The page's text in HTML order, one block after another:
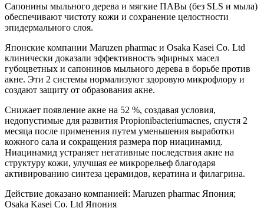
Сапонины мыльного дерева и мягкие ПАВы (без SLS и мыла)
обеспечивают чистоту кожи и сохранение целостности
эпидермального слоя.
Японские компании Maruzen pharmac и Osaka Kasei Co. Ltd
клинически доказали эффективность эфирных масел
губоцветных и сапонинов мыльного дерева в борьбе против
акне. Эти 2 системы нормализуют здоровую микрофлору и
создают защиту от образования акне.
Снижает появление акне на 52 %, создавая условия,
недопустимые для развития Propionibacteriumacnes, спустя 2
месяца после применения путем уменьшения выработки
кожного сала и сокращения размера пор ниацинамид.
Ниацинамид устраняет негативные последствия акне на
структуру кожи, улучшая ее микрорельеф благодаря
активированию синтеза церамидов, кератина и филагрина.
Действие доказано компанией: Maruzen pharmac Япония;
Osaka Kasei Co. Ltd Япония